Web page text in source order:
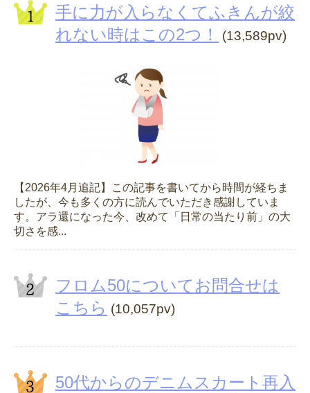
手に力が入らなくてふきんが絞
れない時はこの2つ！
(13,589pv)
【2026年4月追記】この記事を書いてから時間が経ちま
したが、今も多くの方に読んでいただき感謝していま
す。アラ還になった今、改めて「日常の当たり前」の大
切さを感...
フロム50についてお問合せは
こちら (10,057pv)
50代からのデニムスカート再入